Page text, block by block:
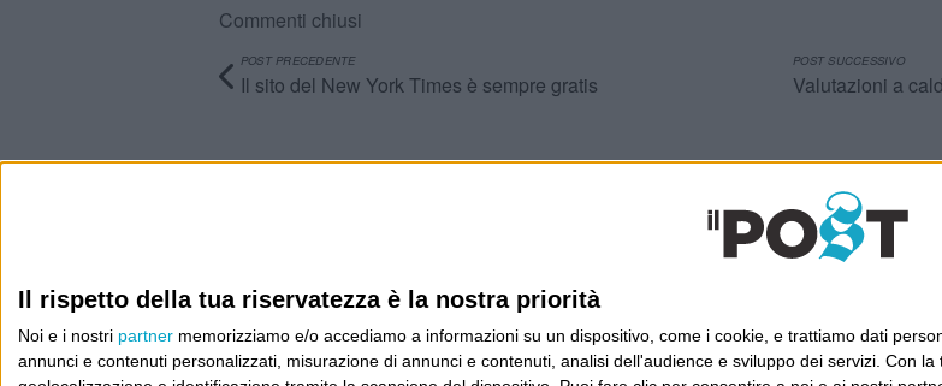
Il rispetto della tua riservatezza è la nostra priorità
Noi e i nostri partner memorizziamo e/o accediamo a informazioni su un dispositivo, come i cookie, e trattiamo dati
annunci e contenuti personalizzati, misurazione di annunci e contenuti, analisi dell'audience e sviluppo dei servizi. Con la
Commenti chiusi
POST PRECEDENTE
Il sito del New York Times è sempre gratis
POST SUCCESSIVO
Valutazioni a
Filologia di Wittgenstein
Cookie
Ultimi articoli
A chi pensi, quando senti dire “patrimoniale”?
Con due pistole caricate a salve e un